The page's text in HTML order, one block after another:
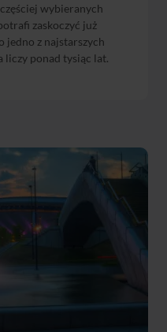
wybieranych
zaskoczyć już
jedno z najstarszych
ponad tysiąc lat.